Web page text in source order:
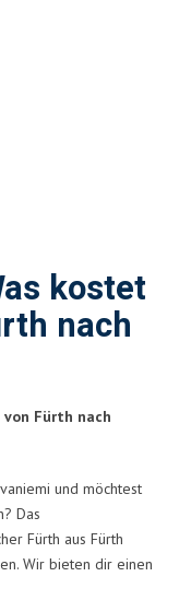
kostet
nach
Fürth nach
und möchtest
Das
Fürth aus Fürth
Wir bieten dir einen